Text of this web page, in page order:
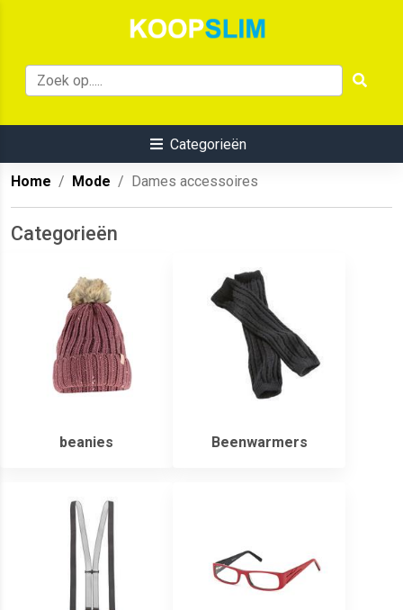
Categorieën
Home Mode Dames accessoires
Categorieën
beanies Beenwarmers